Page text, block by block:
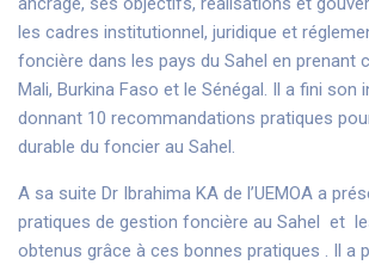
les cadres institutionnel, juridique et
foncière dans les pays du Sahel en prenant
Mali, Burkina Faso et le Sénégal. Il a fini son
donnant 10 recommandations pratiques
durable du foncier au Sahel.
A sa suite Dr Ibrahima KA de l’UEMOA a
pratiques de gestion foncière au Sahel et
obtenus grâce à ces bonnes pratiques . Il a